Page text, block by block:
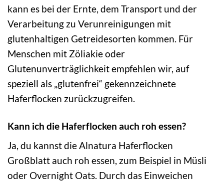
kann es bei der Ernte, dem Transport und der
Verarbeitung zu Verunreinigungen mit
glutenhaltigen Getreidesorten kommen. Für
Menschen mit Zöliakie oder
Glutenunverträglichkeit empfehlen wir, auf
speziell als „glutenfrei“ gekennzeichnete
Haferflocken zurückzugreifen.
Kann ich die Haferflocken auch roh essen?
Ja, du kannst die Alnatura Haferflocken
Großblatt auch roh essen, zum Beispiel in Müsli
oder Overnight Oats. Durch das Einweichen